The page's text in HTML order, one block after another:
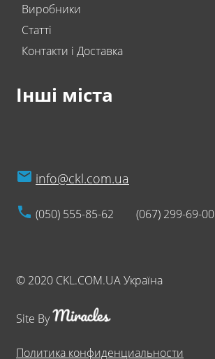
Виробники
Статті
Контакти і Доставка
Інші міста
info@ckl.com.ua
(050) 555-85-62 (067) 299-69-00
© 2020 CKL.COM.UA Україна
Site By
Политика конфиденциальности